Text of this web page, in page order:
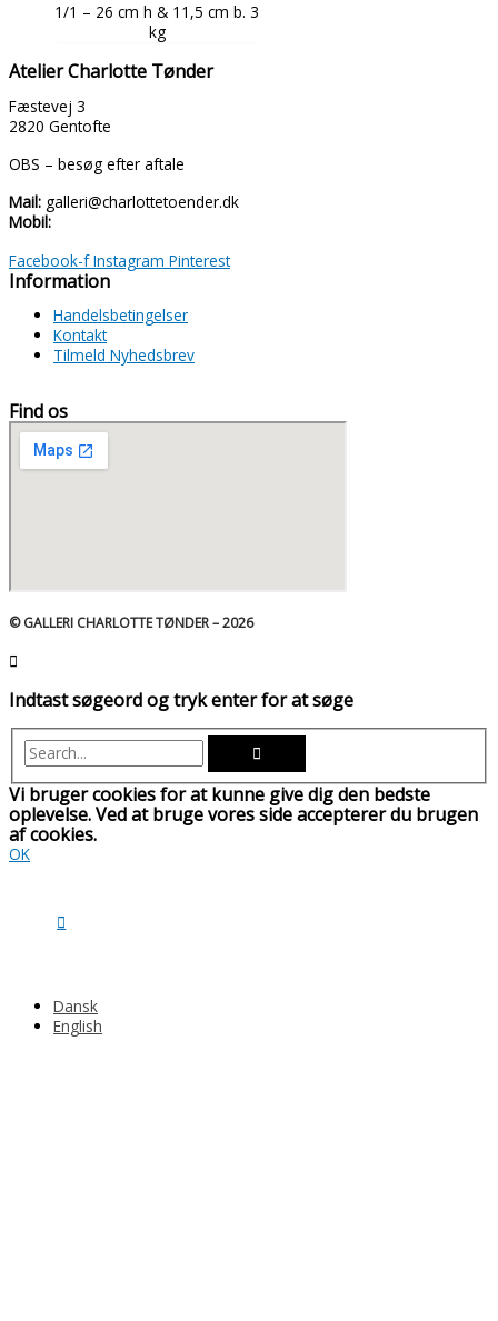
1/1 – 26 cm h & 11,5 cm b. 3
kg
Atelier Charlotte Tønder
Fæstevej 3
2820 Gentofte
OBS – besøg efter aftale
Mail: galleri@charlottetoender.dk
Mobil:
Facebook-f Instagram Pinterest
Information
Handelsbetingelser
Kontakt
Tilmeld Nyhedsbrev
Find os
© GALLERI CHARLOTTE TØNDER – 2026
Indtast søgeord og tryk enter for at søge
Vi bruger cookies for at kunne give dig den bedste
oplevelse. Ved at bruge vores side accepterer du brugen
af cookies.
OK
Dansk
English